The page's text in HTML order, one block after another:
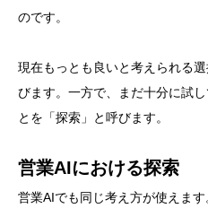
のです。
現在もっとも良いと考えられる
びます。一方で、まだ十分に試
とを「探索」と呼びます。
営業AIにおける探索
営業AIでも同じ考え方が使えます